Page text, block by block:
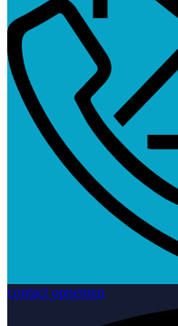
contact opnemen